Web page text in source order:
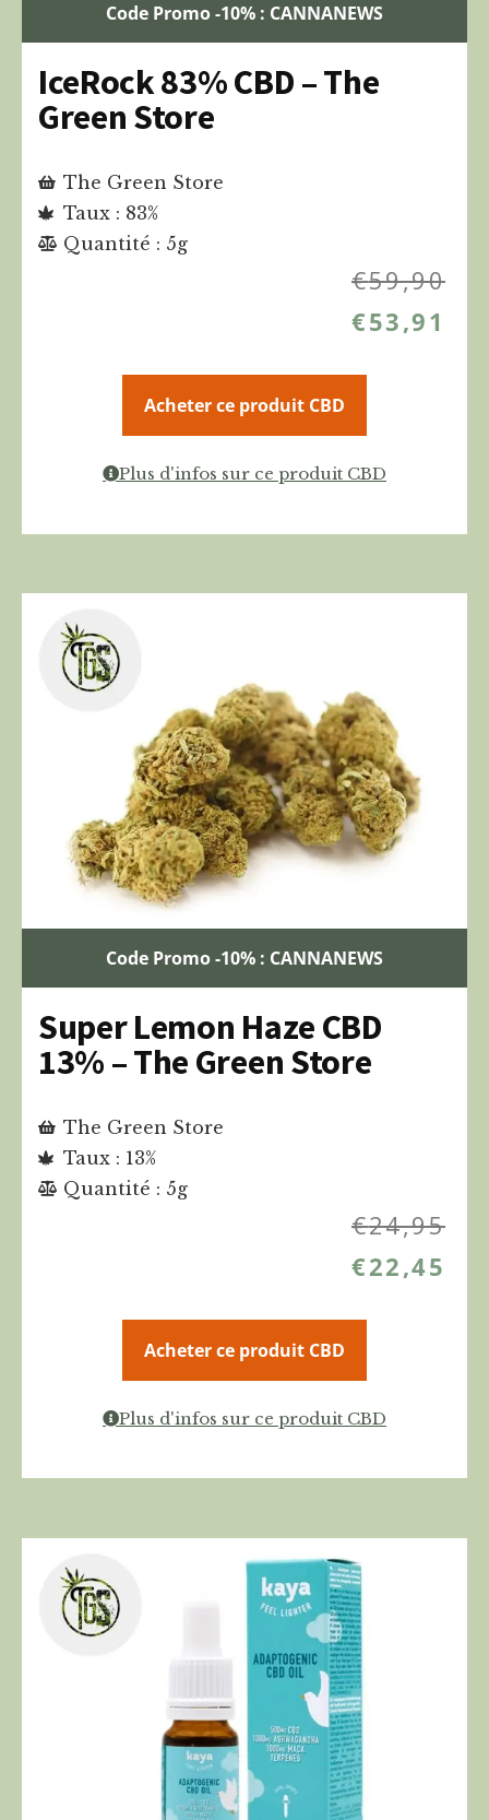
Code Promo -10% : CANNANEWS
IceRock 83% CBD – The
Green Store
The Green Store
Taux : 83%
Quantité : 5g
€59,90
€53,91
Acheter ce produit CBD
Plus d'infos sur ce produit CBD
Code Promo -10% : CANNANEWS
Super Lemon Haze CBD
13% – The Green Store
The Green Store
Taux : 13%
Quantité : 5g
€24,95
€22,45
Acheter ce produit CBD
Plus d'infos sur ce produit CBD